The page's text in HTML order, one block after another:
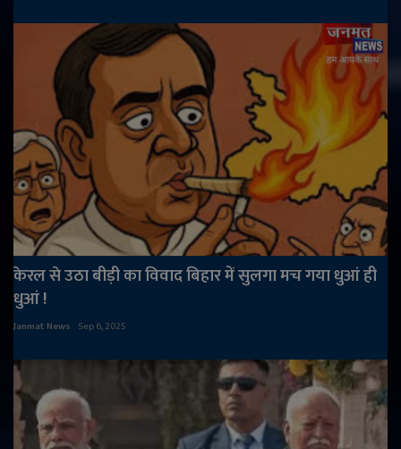
केरल से उठा बीड़ी का विवाद बिहार में सुलगा मच गया धुआं ही
धुआं !
Janmat News Sep 6, 2025